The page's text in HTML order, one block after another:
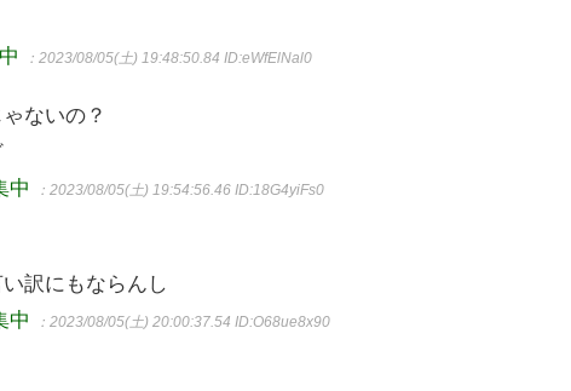
：2023/08/05(土) 19:48:50.84ID:eWfElNal0
ないの？
中 ：2023/08/05(土) 19:54:56.46ID:18G4yiFs0
訳にもならんし
中 ：2023/08/05(土) 20:00:37.54ID:O68ue8x90